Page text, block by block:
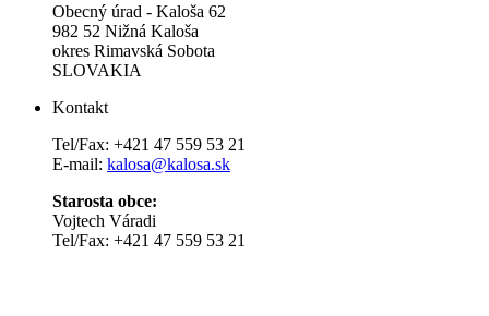
Obecný úrad - Kaloša 62
982 52 Nižná Kaloša
okres Rimavská Sobota
SLOVAKIA
Kontakt
Tel/Fax: +421 47 559 53 21
E-mail: kalosa@kalosa.sk
Starosta obce:
Vojtech Váradi
Tel/Fax: +421 47 559 53 21